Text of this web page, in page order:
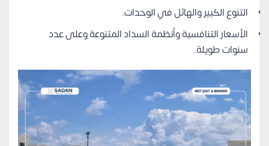
التنوع الكبير والهائل في الوحدات.
الأسعار التنافسية وأنظمة السداد المتنوعة وعلى عدد
سنوات طويلة.